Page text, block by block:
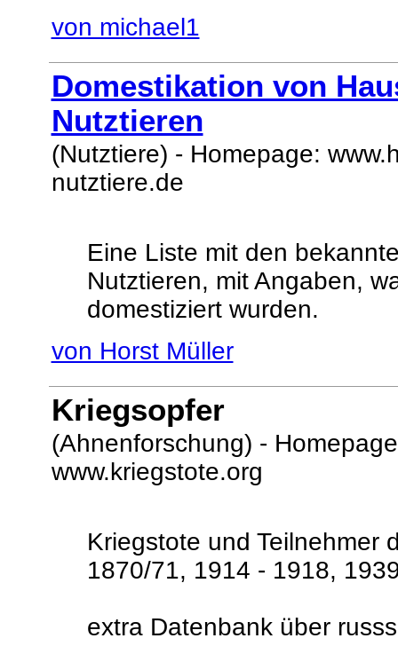
von michael1
Domestikation von
Nutztieren
(Nutztiere) - Homepage:
nutztiere.de
Eine Liste mit den
Nutztieren, mit Angaben,
domestiziert wurden.
von Horst Müller
Kriegsopfer
(Ahnenforschung) -
www.kriegstote.org
Kriegstote und Teilnehmer
1870/71, 1914 - 1918,
extra Datenbank über